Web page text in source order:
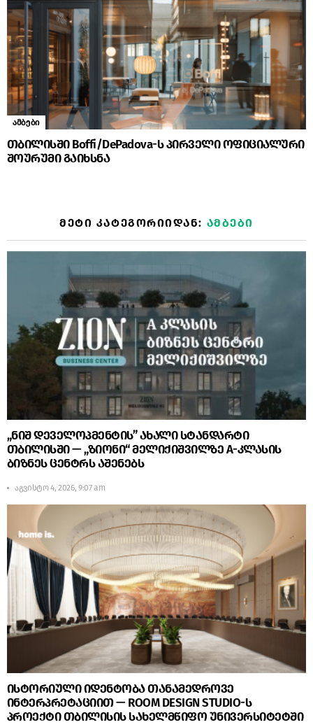
ამბები
თბილისში Boffi/DePadova-ს პირველი ოფიციალური
შოურუმი გაიხსნა
ᲛᲔᲢᲘ ᲙᲐᲢᲔᲒᲝᲠᲘᲘᲓᲐᲜ: ᲐᲛᲑᲔᲑᲘ
„ნიშ დეველოპმენტის” ახალი სტანდარტი
თბილისში — „ზიონი“ მელიქიშვილზე A-კლასის
ბიზნეს ცენტრს აშენებს
აგვისტო 4, 2026, 9:07 am
ისტორიული იდენტობა თანამედროვე
ინტერპრეტაციით — ROOM DESIGN STUDIO-ს
პროექტი თბილისის სახელმწიფო უნივერსიტეტში